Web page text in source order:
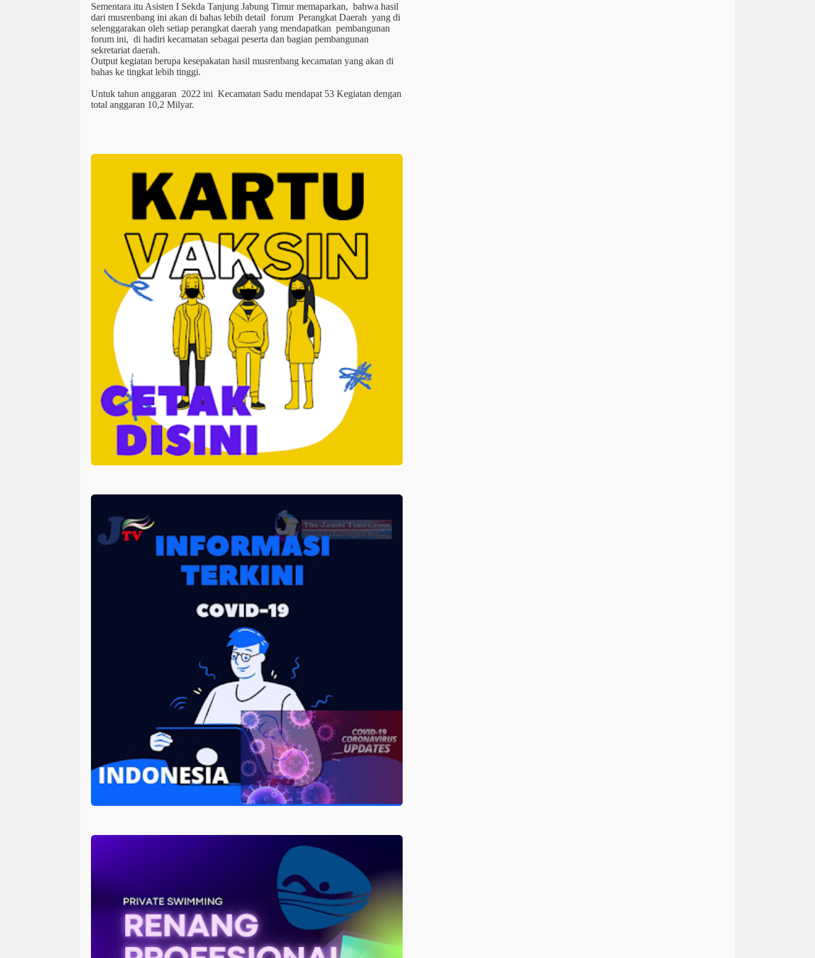
Sementara itu Asisten I Sekda Tanjung Jabung Timur memaparkan, bahwa hasil
dari musrenbang ini akan di bahas lebih detail forum Perangkat Daerah yang di
selenggarakan oleh setiap perangkat daerah yang mendapatkan pembangunan
forum ini, di hadiri kecamatan sebagai peserta dan bagian pembangunan
sekretariat daerah.
Output kegiatan berupa kesepakatan hasil musrenbang kecamatan yang akan di
bahas ke tingkat lebih tinggi.
Untuk tahun anggaran 2022 ini Kecamatan Sadu mendapat 53 Kegiatan dengan
total anggaran 10,2 Milyar.